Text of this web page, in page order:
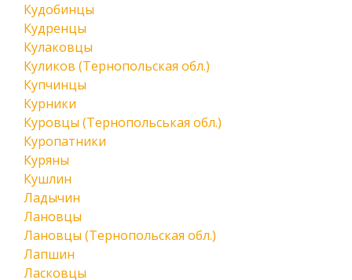
Кудобинцы
Кудренцы
Кулаковцы
Куликов (Тернопольская обл.)
Купчинцы
Курники
Куровцы (Тернопольськая обл.)
Куропатники
Куряны
Кушлин
Ладычин
Лановцы
Лановцы (Тернопольская обл.)
Лапшин
Ласковцы